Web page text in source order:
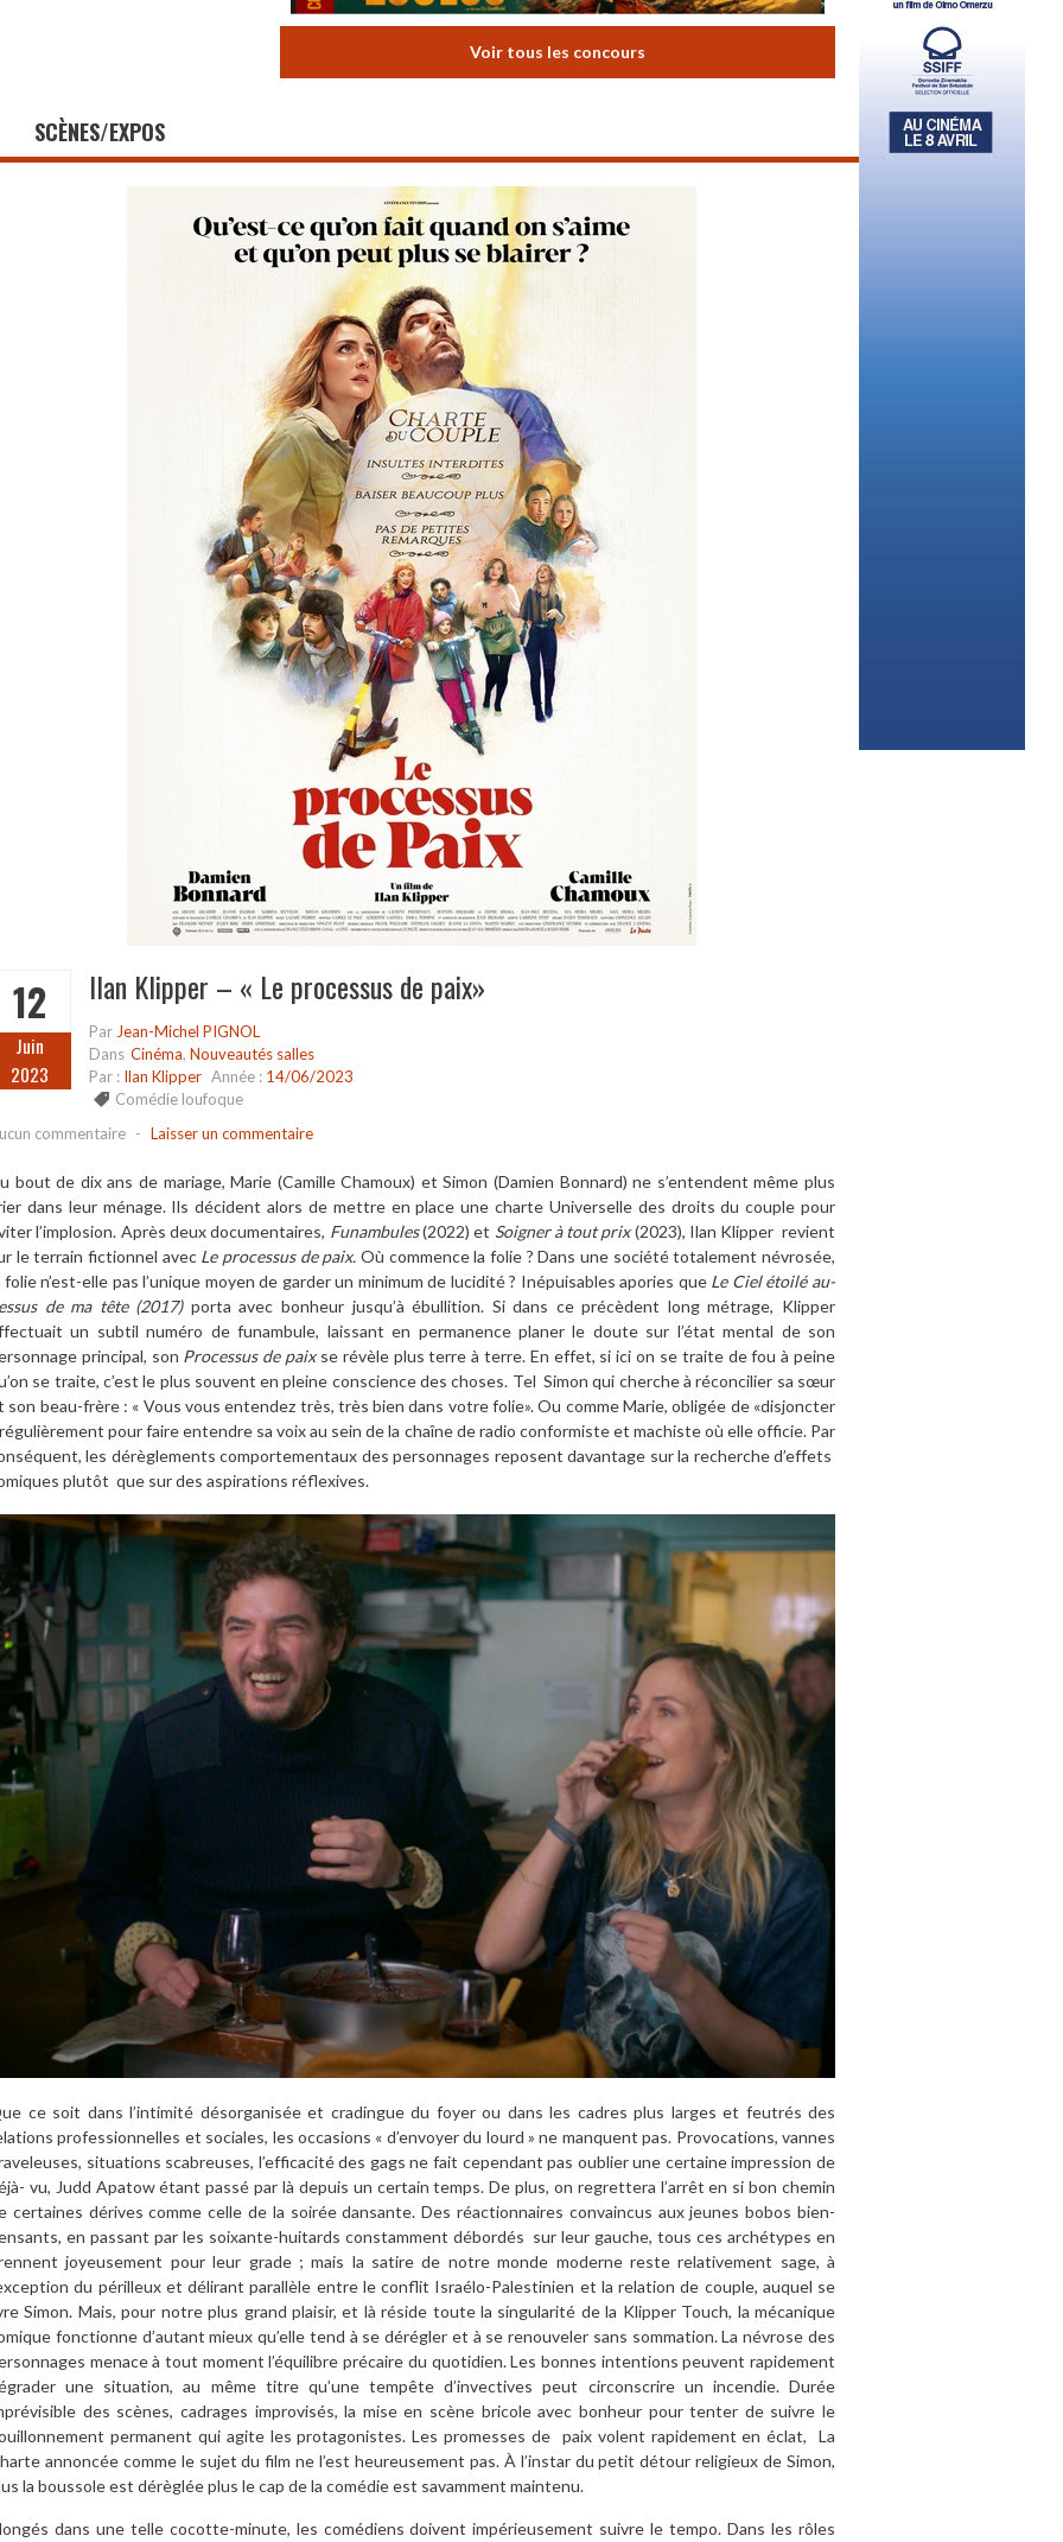
Voir tous les concours
SCÈNES/EXPOS
12
Juin
2023
Ilan Klipper – « Le processus de paix»
Par Jean-Michel PIGNOL
Dans Cinéma, Nouveautés salles
Par : Ilan Klipper Année : 14/06/2023
Comédie loufoque
commentaire - Laisser un commentaire
bout de dix ans de mariage, Marie (Camille Chamoux) et Simon (Damien Bonnard) ne s’entendent même plus
dans leur ménage. Ils décident alors de mettre en place une charte Universelle des droits du couple pour
l’implosion. Après deux documentaires, Funambules(2022) et Soigner à tout prix(2023), Ilan Klipper revient
le terrain fictionnel avec Le processus de paix.Où commence la folie ? Dans une société totalement névrosée,
folie n’est-elle pas l’unique moyen de garder un minimum de lucidité ? Inépuisables apories que Le Ciel étoilé au-
de ma tête (2017) porta avec bonheur jusqu’à ébullition. Si dans ce précèdent long métrage, Klipper
un subtil numéro de funambule, laissant en permanence planer le doute sur l’état mental de son
principal, son Processus de paixse révèle plus terre à terre. En effet, si ici on se traite de fou à peine
se traite, c’est le plus souvent en pleine conscience des choses. Tel Simon qui cherche à réconcilier sa sœur
son beau-frère : « Vous vous entendez très, très bien dans votre folie». Ou comme Marie, obligée de «disjoncter
pour faire entendre sa voix au sein de la chaîne de radio conformiste et machiste où elle officie. Par
les dérèglements comportementaux des personnages reposent davantage sur la recherche d’effets
plutôt que sur des aspirations réflexives.
ce soit dans l’intimité désorganisée et cradingue du foyer ou dans les cadres plus larges et feutrés des
professionnelles et sociales, les occasions « d’envoyer du lourd » ne manquent pas. Provocations, vannes
situations scabreuses, l’efficacité des gags ne fait cependant pas oublier une certaine impression de
vu, Judd Apatow étant passé par là depuis un certain temps. De plus, on regrettera l’arrêt en si bon chemin
certaines dérives comme celle de la soirée dansante. Des réactionnaires convaincus aux jeunes bobos bien-
en passant par les soixante-huitards constamment débordés sur leur gauche, tous ces archétypes en
joyeusement pour leur grade ; mais la satire de notre monde moderne reste relativement sage, à
du périlleux et délirant parallèle entre le conflit Israélo-Palestinien et la relation de couple, auquel se
Simon. Mais, pour notre plus grand plaisir, et là réside toute la singularité de la Klipper Touch, la mécanique
fonctionne d’autant mieux qu’elle tend à se dérégler et à se renouveler sans sommation. La névrose des
menace à tout moment l’équilibre précaire du quotidien. Les bonnes intentions peuvent rapidement
une situation, au même titre qu’une tempête d’invectives peut circonscrire un incendie. Durée
des scènes, cadrages improvisés, la mise en scène bricole avec bonheur pour tenter de suivre le
permanent qui agite les protagonistes. Les promesses de paix volent rapidement en éclat, La
annoncée comme le sujet du film ne l’est heureusement pas. À l’instar du petit détour religieux de Simon,
la boussole est dérèglée plus le cap de la comédie est savamment maintenu.
dans une telle cocotte-minute, les comédiens doivent impérieusement suivre le tempo. Dans les rôles